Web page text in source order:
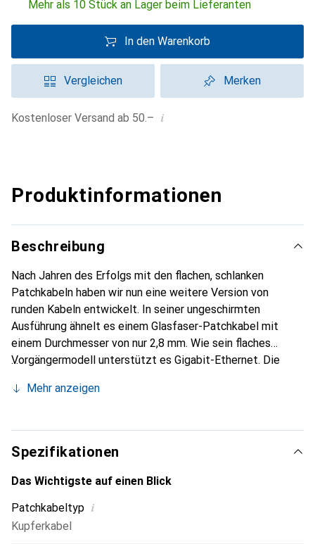
Mehr als 10 Stück an Lager beim Lieferanten
In den Warenkorb
Vergleichen Merken
Kostenloser Versand ab 50.– i
Produktinformationen
Beschreibung
Nach Jahren des Erfolgs mit den flachen, schlanken
Patchkabeln haben wir nun eine weitere Version von
runden Kabeln entwickelt. In seiner ungeschirmten
Ausführung ähnelt es einem Glasfaser-Patchkabel mit
einem Durchmesser von nur 2,8 mm. Wie sein flaches
Vorgängermodell unterstützt es Gigabit-Ethernet. Die
Patchkabel (F/FTP) mit einem Durchmesser von knapp 4
PoE geeignet.
Mehr anzeigen
Spezifikationen
Das Wichtigste auf einen Blick
Patchkabeltyp i
Kupferkabel